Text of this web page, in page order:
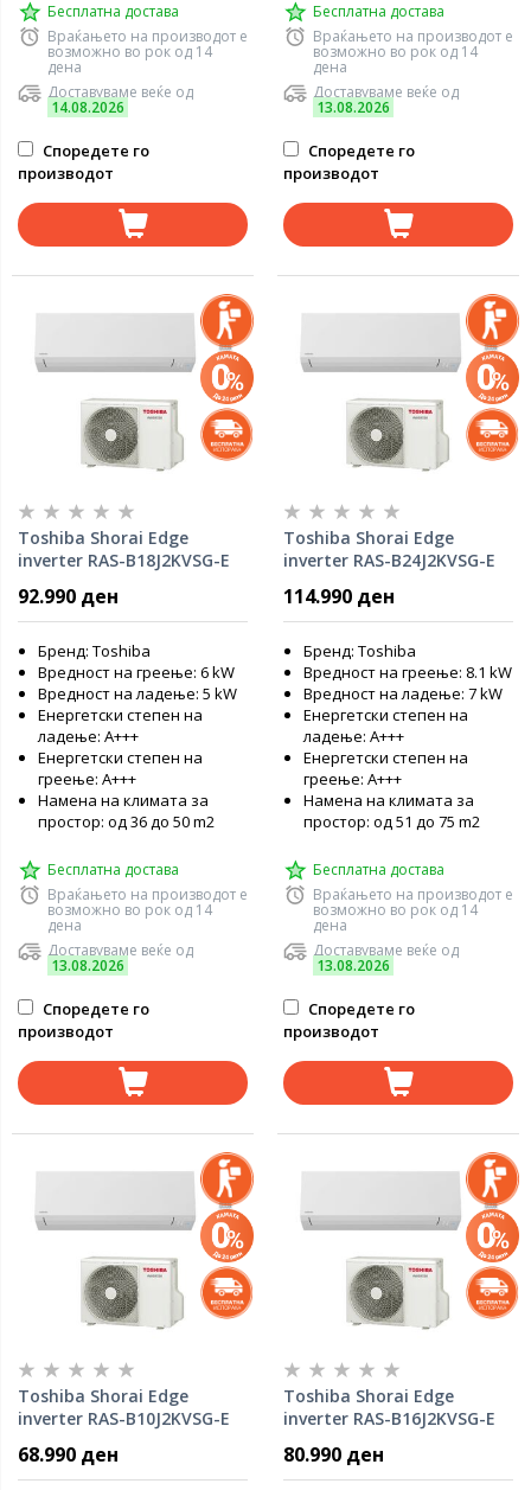
Бесплатна достава
Враќањето на производот е
возможно во рок од 14
дена
Доставуваме веќе од
14.08.2026
Споредете го
производот
Бесплатна достава
Враќањето на производот е
возможно во рок од 14
дена
Доставуваме веќе од
13.08.2026
Споредете го
производот
Toshiba Shorai Edge
inverter RAS-B18J2KVSG-E
R32
92.990 ден
Бренд: Toshiba
Вредност на греење: 6 kW
Вредност на ладење: 5 kW
Енергетски степен на
ладење: A+++
Енергетски степен на
греење: A+++
Намена на климата за
простор: од 36 до 50 m2
Бесплатна достава
Враќањето на производот е
возможно во рок од 14
дена
Доставуваме веќе од
13.08.2026
Споредете го
производот
Toshiba Shorai Edge
inverter RAS-B24J2KVSG-E
R32
114.990 ден
Бренд: Toshiba
Вредност на греење: 8.1 kW
Вредност на ладење: 7 kW
Енергетски степен на
ладење: A+++
Енергетски степен на
греење: A+++
Намена на климата за
простор: од 51 до 75 m2
Бесплатна достава
Враќањето на производот е
возможно во рок од 14
дена
Доставуваме веќе од
13.08.2026
Споредете го
производот
Toshiba Shorai Edge
inverter RAS-B10J2KVSG-E
R32
68.990 ден
Toshiba Shorai Edge
inverter RAS-B16J2KVSG-E
R32
80.990 ден